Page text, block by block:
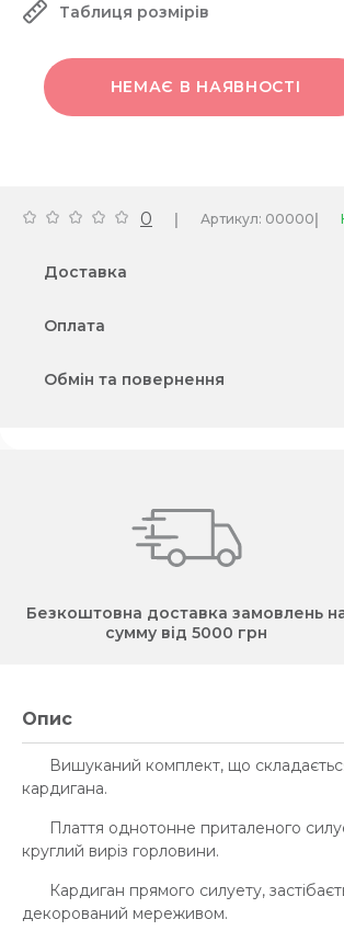
Таблиця розмірів
НЕМАЄ В НАЯВНОСТІ
0 | Артикул: 00000|
Доставка
Оплата
Обмін та повернення
Безкоштовна доставка замовлень
сумму від 5000 грн
Опис
Вишуканий комплект, що
кардигана.
Плаття однотонне приталеного
круглий виріз горловини.
Кардиган прямого силуету,
декорований мереживом.